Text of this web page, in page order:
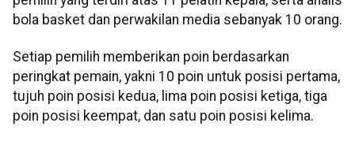
bola basket dan perwakilan media sebanyak 10 orang.
Setiap pemilih memberikan poin berdasarkan
peringkat pemain, yakni 10 poin untuk posisi pertama,
tujuh poin posisi kedua, lima poin posisi ketiga, tiga
poin posisi keempat, dan satu poin posisi kelima.